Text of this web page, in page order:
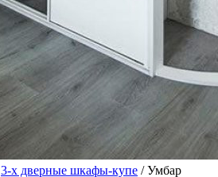
3-х дверные шкафы-купе / Умбар